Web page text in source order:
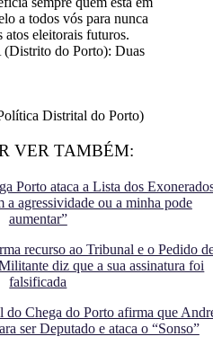
a todos vós para nunca
atos eleitorais futuros.
(Distrito do Porto): Duas
Distrital do Porto)
VER TAMBÉM:
Porto ataca a Lista dos
a agressividade ou a minha pode
aumentar”
recurso ao Tribunal e o Pedido
diz que a sua assinatura foi
falsificada
do Chega do Porto afirma que
ser Deputado e ataca o “Sonso”